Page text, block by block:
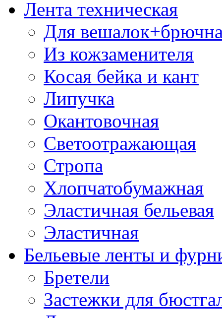
Лента техническая
Для
Из кожзаменителя
Косая бейка и кант
Липучка
Окантовочная
Светоотражающая
Стропа
Хлопчатобумажная
Эластичная бельевая
Эластичная
Бельевые ленты и
Бретели
Застежки для